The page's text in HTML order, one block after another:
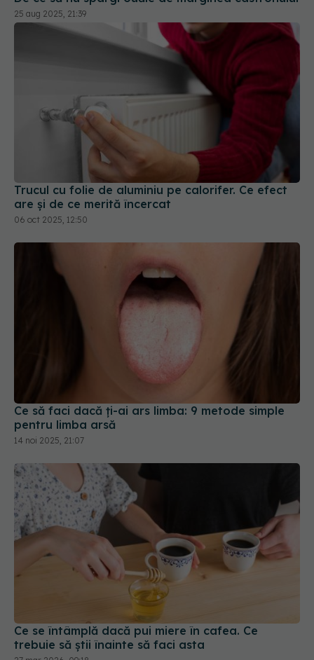
Trucul cu folie de aluminiu pe calorifer. Ce efect
are și de ce merită încercat
06 oct 2025, 12:50
Ce să faci dacă ți-ai ars limba: 9 metode simple
14 noi 2025, 21:07
Ce se întâmplă dacă pui miere în cafea. Ce
trebuie să știi înainte să faci asta
27 mar 2026, 09:18